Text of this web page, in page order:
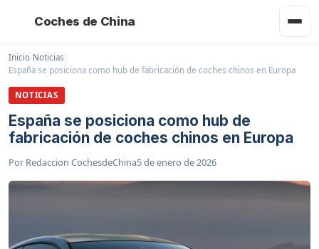
Coches de China
Inicio/Noticias/
España se posiciona como hub de fabricación de coches chinos en Europa
NOTICIAS
España se posiciona como hub de
fabricación de coches chinos en Europa
Por Redaccion CochesdeChina5 de enero de 2026